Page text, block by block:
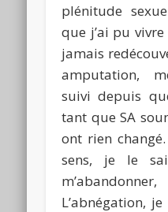
plénitude
que j’ai pu
jamais
amputation,
suivi depuis
tant queSA
ont rien changé.
sens, je le
L’abnégation,